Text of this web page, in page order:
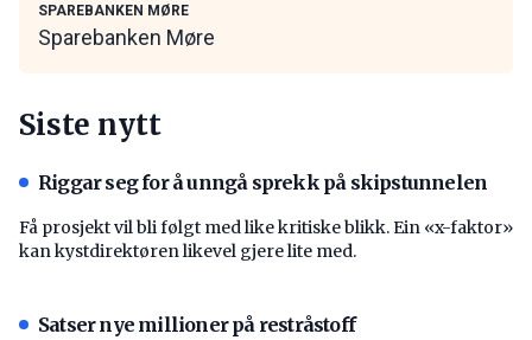
SPAREBANKEN MØRE
Sparebanken Møre
Siste nytt
Riggar seg for å unngå sprekk på skipstunnelen
Få prosjekt vil bli følgt med like kritiske blikk. Ein «x-faktor»
kan kystdirektøren likevel gjere lite med.
Satser nye millioner på restråstoff